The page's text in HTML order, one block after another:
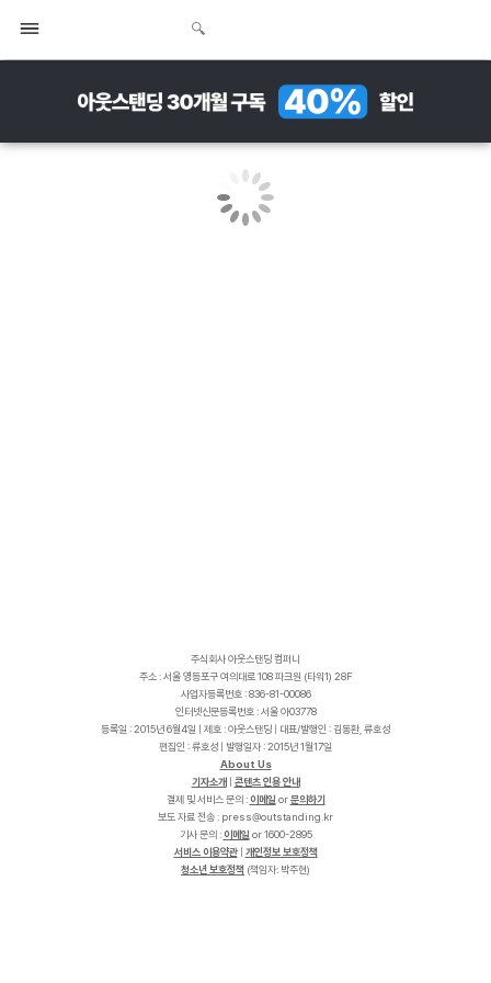
주식회사 아웃스탠딩 컴퍼니
주소 : 서울 영등포구 여의대로 108 파크원 (타워1) 28F
사업자등록번호 : 836-81-00086
인터넷신문등록번호 : 서울 아03778
등록일 : 2015년 6월4일 | 제호 : 아웃스탠딩 | 대표/발행인 : 김동환, 류호성
편집인 : 류호성 | 발행일자 : 2015년 1월17일
About Us
기자소개
콘텐츠 인용 안내
결제 및 서비스 문의 : 이메일 or문의하기
보도 자료 전송 :
r
k
.
g
n
i
d
n
a
t
s
t
u
o
@
s
s
e
r
p
기사 문의 : 이메일 or 1600-2895
서비스 이용약관| 개인정보 보호정책
청소년 보호정책 (책임자: 박주현)